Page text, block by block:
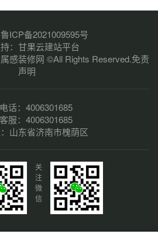
鲁ICP备2021009595号
： 甘果云建站平台
感装修网 ©All Rights Reserved.免责
声明
话：4006301685
服：4006301685
山东省济南市槐荫区
关
注
微
信